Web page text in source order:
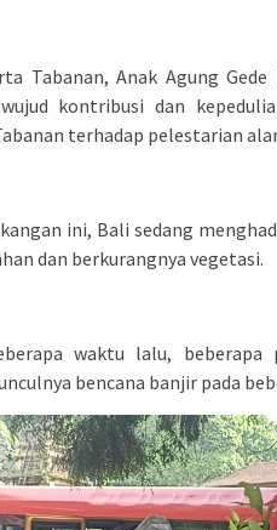
Tabanan, Anak Agung
kontribusi dan
terhadap pelestarian
ini, Bali sedang
dan berkurangnya vegetasi.
waktu lalu,
bencana banjir pada